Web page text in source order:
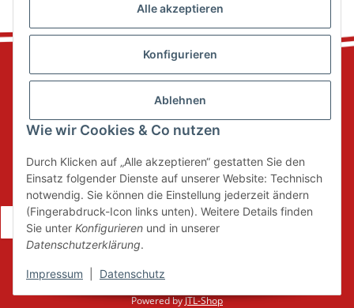
Alle akzeptieren
Konfigurieren
Ablehnen
Wie wir Cookies & Co nutzen
Durch Klicken auf „Alle akzeptieren“ gestatten Sie den
Einsatz folgender Dienste auf unserer Website: Technisch
notwendig. Sie können die Einstellung jederzeit ändern
(Fingerabdruck-Icon links unten). Weitere Details finden
Sie unter Konfigurieren und in unserer
Datenschutzerklärung.
Impressum Datenschutz
Informationen
Gesetzliche Informationen
Vertrag widerrufen
Powered byJTL-Shop